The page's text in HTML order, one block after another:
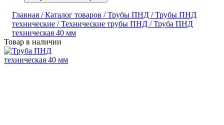
Главная /Каталог товаров /Трубы ПНД /Трубы ПНД
технические /Технические трубы ПНД /Труба ПНД
техническая 40 мм
Товар в наличии